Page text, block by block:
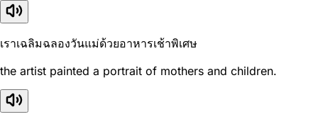
เราเฉลิมฉลองวันแม่ด้วยอาหารเช้าพิเศษ
the artist painted a portrait of mothers and children.